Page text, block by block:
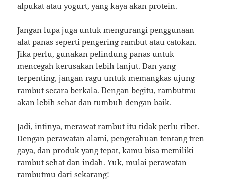
alpukat atau yogurt, yang kaya akan protein.
Jangan lupa juga untuk mengurangi penggunaan
alat panas seperti pengering rambut atau catokan.
Jika perlu, gunakan pelindung panas untuk
mencegah kerusakan lebih lanjut. Dan yang
terpenting, jangan ragu untuk memangkas ujung
rambut secara berkala. Dengan begitu, rambutmu
akan lebih sehat dan tumbuh dengan baik.
Jadi, intinya, merawat rambut itu tidak perlu ribet.
Dengan perawatan alami, pengetahuan tentang tren
gaya, dan produk yang tepat, kamu bisa memiliki
rambut sehat dan indah. Yuk, mulai perawatan
rambutmu dari sekarang!